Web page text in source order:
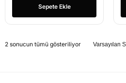
Sepete Ekle
2 sonucun tümü gösteriliyor